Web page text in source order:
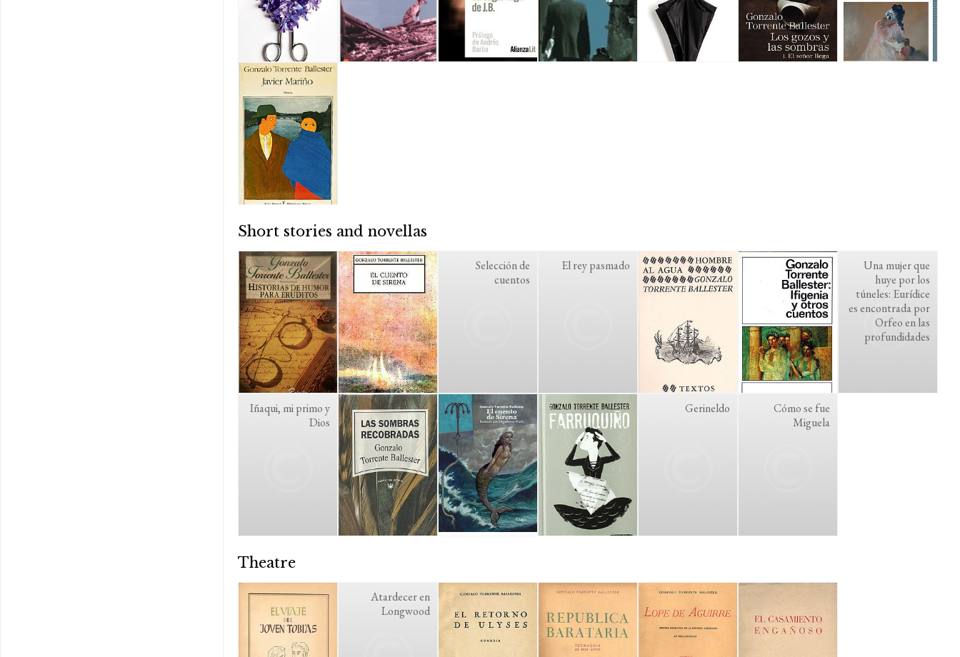
Short stories and novellas
Selección de
cuentos
El rey pasmado
Una mujer que
huye por los
túneles: Eurídice
es encontrada por
Orfeo en las
profundidades
Iñaqui, mi primo y
Dios
Gerineldo
Cómo se fue
Miguela
Theatre
Atardecer en
Longwood